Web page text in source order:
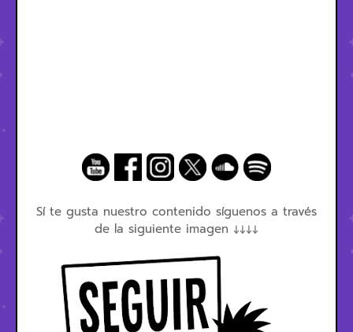
Sí te gusta nuestro contenido síguenos a través
de la siguiente imagen ↓↓↓↓